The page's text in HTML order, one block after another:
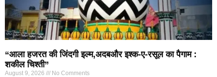
“आला हजरत की जिंदगी इल्म,अदबऔर इश्क-ए-रसूल का पैगाम :
शकील चिश्ती”
August 9, 2026 No Comments